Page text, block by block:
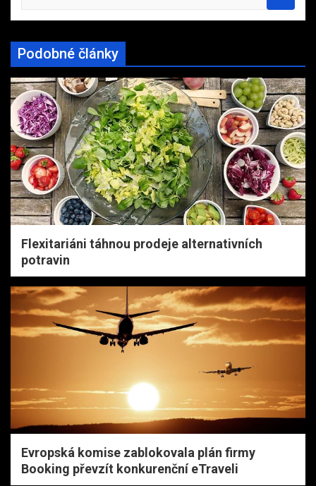
a
r
c
h
Podobné články
Flexitariáni táhnou prodeje alternativních
potravin
Evropská komise zablokovala plán firmy
Booking převzít konkurenční eTraveli